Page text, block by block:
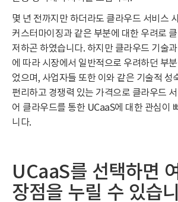
몇 년 전까지만 하더라도 클라우드 서비스
커스터마이징과 같은 부분에 대한 우려로
저하곤 하였습니다. 하지만 클라우드 기술
에 따라 시장에서 일반적으로 우려하던 부
었으며, 사업자들 또한 이와 같은 기술적 성
편리하고 경쟁력 있는 가격으로 클라우드
어 클라우드를 통한 UCaaS에 대한 관심이
니다.
UCaaS를 선택하면
장점을 누릴 수 있습